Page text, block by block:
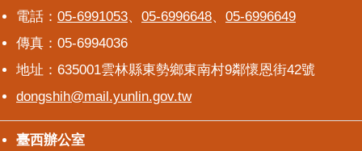
電話： 05-6991053、 05-6996648、 05-6996649
傳真：05-6994036
地址：635001雲林縣東勢鄉東南村9鄰懷恩街42號
dongshih@mail.yunlin.gov.tw
臺西辦公室
臺西辦公室